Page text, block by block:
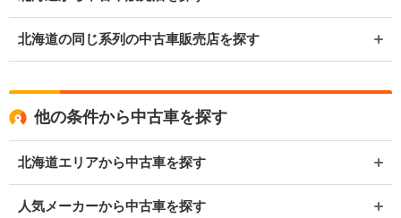
北海道の同じ系列の中古車販売店を探す
他の条件から中古車を探す
北海道エリアから中古車を探す
人気メーカーから中古車を探す